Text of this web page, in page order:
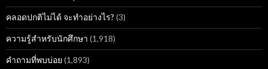
คลอดปกติไม่ได้ จะทำอย่างไร? (3)
ความรู้สำหรับนักศึกษา (1,918)
คำถามที่พบบ่อย (1,893)